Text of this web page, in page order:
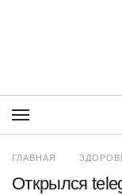
ГЛАВНАЯ
Открылся